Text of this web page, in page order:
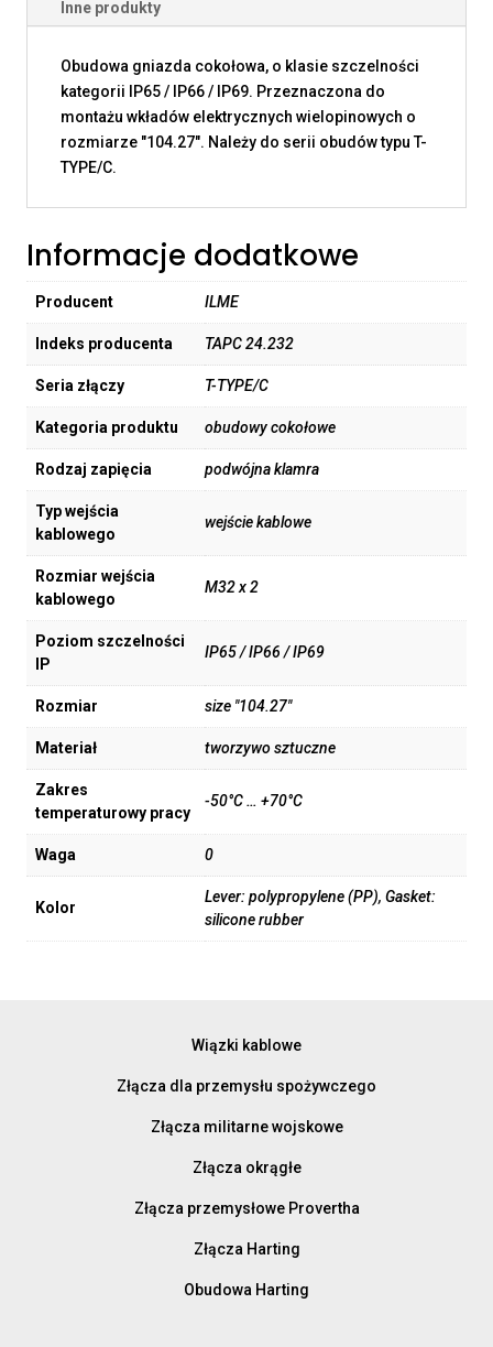
Inne produkty
Obudowa gniazda cokołowa, o klasie szczelności
kategorii IP65 / IP66 / IP69. Przeznaczona do
montażu wkładów elektrycznych wielopinowych o
rozmiarze "104.27". Należy do serii obudów typu T-
TYPE/C.
Informacje dodatkowe
Producent ILME
Indeks producenta TAPC 24.232
Seria złączy T-TYPE/C
Kategoria produktu obudowy cokołowe
Rodzaj zapięcia podwójna klamra
Typ wejścia
kablowego
wejście kablowe
Rozmiar wejścia
kablowego
M32 x 2
Poziom szczelności
IP
IP65 / IP66 / IP69
Rozmiar size "104.27"
Materiał tworzywo sztuczne
Zakres
temperaturowy pracy
-50°C … +70°C
Waga 0
Kolor
Lever: polypropylene (PP), Gasket:
silicone rubber
Wiązki kablowe
Złącza dla przemysłu spożywczego
Złącza militarne wojskowe
Złącza okrągłe
Złącza przemysłowe Provertha
Złącza Harting
Obudowa Harting